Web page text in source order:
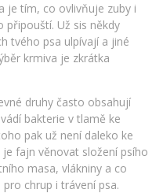
je tím, co ovlivňuje zuby i
připouští. Už sis někdy
tvého psa ulpívají a jiné
krmiva je zkrátka
druhy často obsahují
bakterie v tlamě ke
pak už není daleko ke
fajn věnovat složení psího
masa, vlákniny a co
chrup i trávení psa.